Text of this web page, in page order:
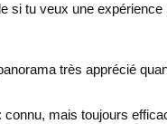
si tu veux une expérience
très apprécié
: connu, mais toujours